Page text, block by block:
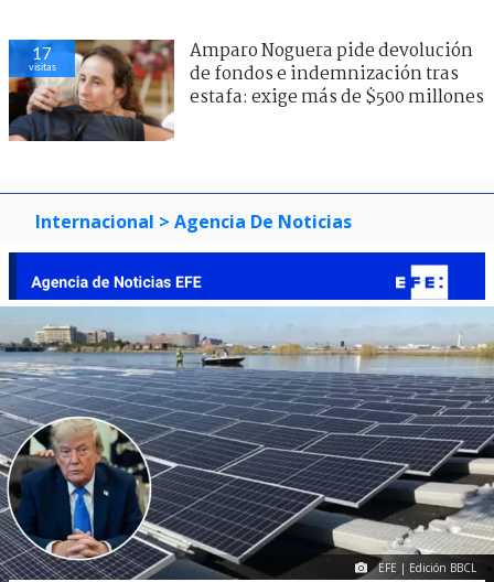
17
visitas
Amparo Noguera pide devolución
de fondos e indemnización tras
estafa: exige más de $500 millones
Internacional > Agencia De Noticias
EFE | Edición BBCL